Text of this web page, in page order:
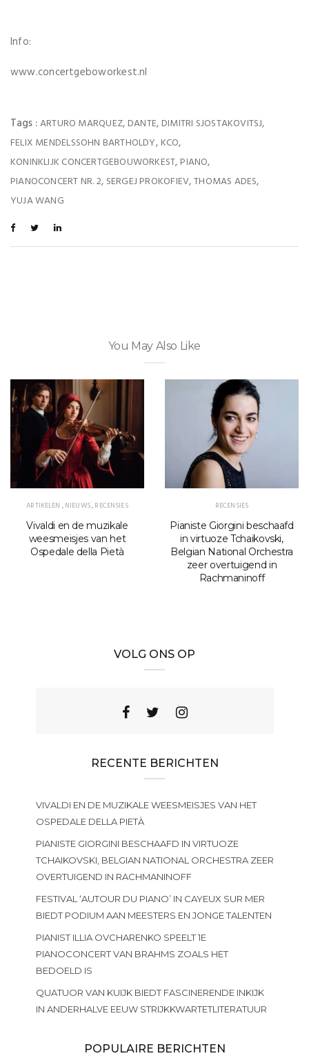
Info:
www.concertgeboworkest.nl
Tags :ARTURO MARQUEZ, DANTE, DIMITRI SJOSTAKOVITSJ,
FELIX MENDELSSOHN BARTHOLDY, KCO,
KONINKLIJK CONCERTGEBOUWORKEST, PIANO,
PIANOCONCERT NR. 2, SERGEJ PROKOFIEV,THOMAS ADES,
YUJA WANG
You May Also Like
ARTIKELEN ,NIEUWS,RECENSIES
Vivaldi en de muzikale
weesmeisjes van het
Ospedale della Pietà
RECENSIES
Pianiste Giorgini beschaafd
in virtuoze Tchaikovski,
Belgian National Orchestra
zeer overtuigend in
Rachmaninoff
VOLG ONS OP
RECENTE BERICHTEN
VIVALDI EN DE MUZIKALE WEESMEISJES VAN HET
OSPEDALE DELLA PIETÀ
PIANISTE GIORGINI BESCHAAFD IN VIRTUOZE
TCHAIKOVSKI, BELGIAN NATIONAL ORCHESTRA ZEER
OVERTUIGEND IN RACHMANINOFF
FESTIVAL ‘AUTOUR DU PIANO’ IN CAYEUX SUR MER
BIEDT PODIUM AAN MEESTERS EN JONGE TALENTEN
PIANIST ILLIA OVCHARENKO SPEELT 1E
PIANOCONCERT VAN BRAHMS ZOALS HET
BEDOELD IS
QUATUOR VAN KUIJK BIEDT FASCINERENDE INKIJK
IN ANDERHALVE EEUW STRIJKKWARTETLITERATUUR
POPULAIRE BERICHTEN